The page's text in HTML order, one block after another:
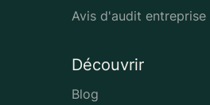
Avis d'audit entreprise
Découvrir
Blog